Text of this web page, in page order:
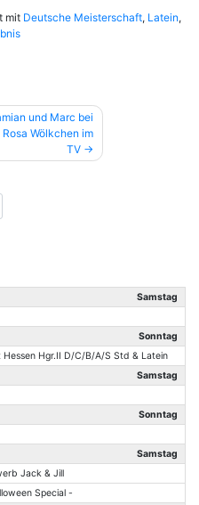
Samstag
Sonntag
Hessen Hgr.II D/C/B/A/S Std & Latein
Samstag
Sonntag
Samstag
Jack & Jill
Special -
mit Deutsche Meisterschaft, Latein,
und Marc bei
Rosa Wölkchen im
TV